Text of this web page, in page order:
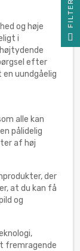
og høje
i
efter
uundgåelig
alle kan
pålidelig
af høj
der
at du kan få
og
fremragende
R